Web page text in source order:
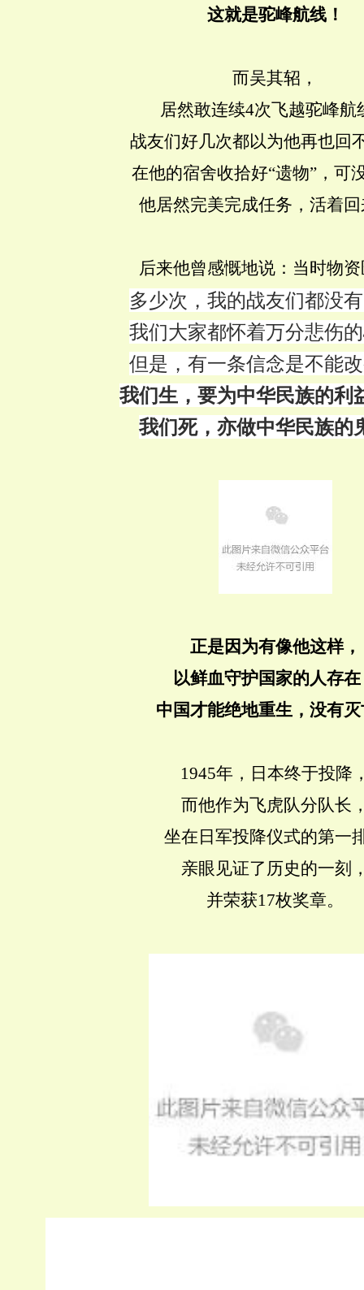
这就是驼峰航线！
而吴其轺，
居然敢连续4次飞越驼峰航
战友们好几次都以为他再也回
在他的宿舍收拾好“遗物”，可
他居然完美完成任务，活着
后来他曾感慨地说：当时物
多少次，我的战友们都没
我们大家都怀着万分悲伤
但是，有一条信念是不能
我们生，要为中华民族的利
我们死，亦做中华民族的
正是因为有像他这样，
以鲜血守护国家的人存在
中国才能绝地重生，没有
1945年，日本终于投降
而他作为飞虎队分队长
坐在日军投降仪式的第一
亲眼见证了历史的一刻
并荣获17枚奖章。